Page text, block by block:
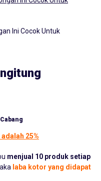
Ini Cocok Untuk
ngitung
25%
menjual 10 produk setiap
laba kotor yang didapat